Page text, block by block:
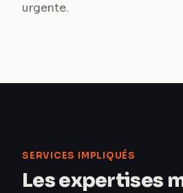
urgente.
SERVICES IMPLIQUÉS
Les expertises